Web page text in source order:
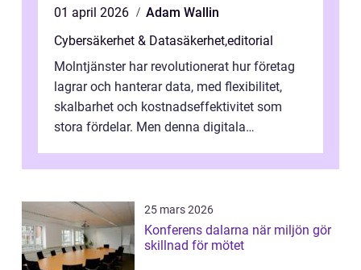
01 april 2026
Adam Wallin
Cybersäkerhet & Datasäkerhet,editorial
Molntjänster har revolutionerat hur företag
lagrar och hanterar data, med flexibilitet,
skalbarhet och kostnadseffektivitet som
stora fördelar. Men denna digitala
25 mars 2026
Konferens dalarna när miljön gör
skillnad för mötet